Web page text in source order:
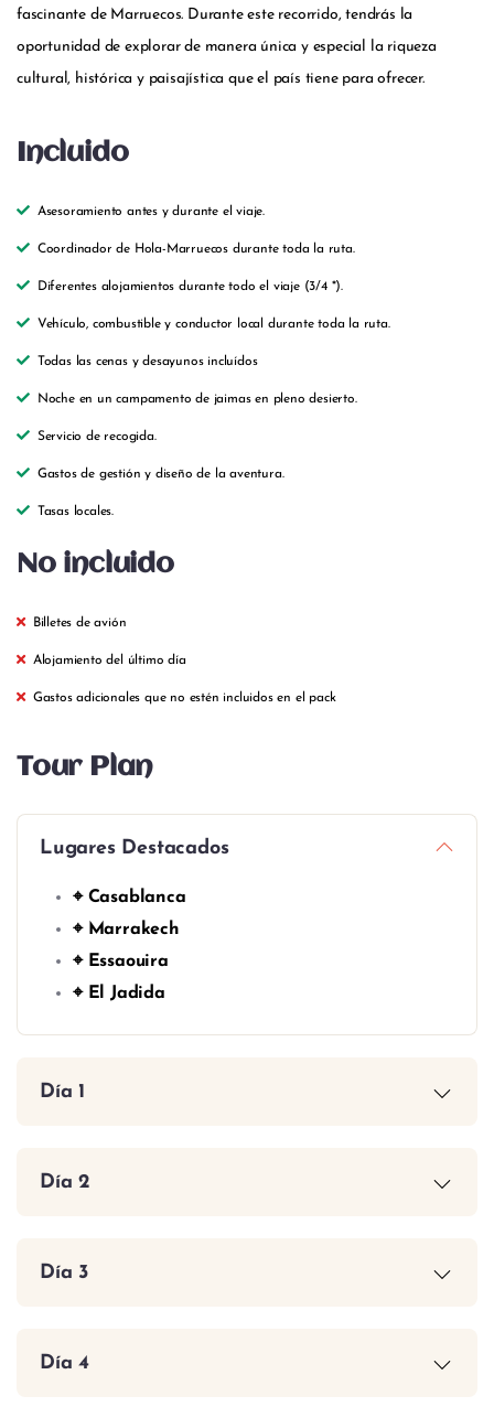
fascinante de Marruecos. Durante este recorrido, tendrás la
oportunidad de explorar de manera única y especial la riqueza
cultural, histórica y paisajística que el país tiene para ofrecer.
Incluido
Asesoramiento antes y durante el viaje.
Coordinador de Hola-Marruecos durante toda la ruta.
Diferentes alojamientos durante todo el viaje (3/4 *).
Vehículo, combustible y conductor local durante toda la ruta.
Todas las cenas y desayunos incluídos
Noche en un campamento de jaimas en pleno desierto.
Servicio de recogida.
Gastos de gestión y diseño de la aventura.
Tasas locales.
No incluido
Billetes de avión
Alojamiento del último día
Gastos adicionales que no estén incluidos en el pack
Tour Plan
Lugares Destacados
⌖ Casablanca
⌖ Marrakech
⌖ Essaouira
⌖ El Jadida
Día 1
Día 2
Día 3
Día 4